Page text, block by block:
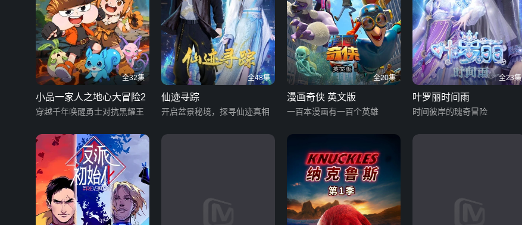
全32集
小品一家人之地心大冒险2
穿越千年唤醒勇士对抗黑耀王
全48集
仙迹寻踪
开启盆景秘境，探寻仙迹真相
全20集
漫画奇侠 英文版
一百本漫画有一百个英雄
全23集
叶罗丽时间雨
时间彼岸的瑰奇冒险